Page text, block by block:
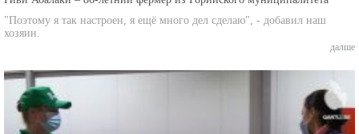
"Поэтому я так настроен, я ещё много дел сделаю", - добавил наш
хозяин.